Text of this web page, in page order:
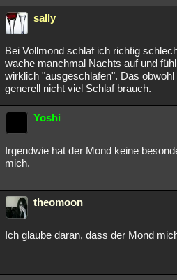
sally
Bei Vollmond schlaf ich richtig
wache manchmal Nachts auf und
wirklich "ausgeschlafen". Das
generell nicht viel Schlaf brauch.
Yoshi
Irgendwie hat der Mond keine
mich.
theomoon
Ich glaube daran, dass der Mond